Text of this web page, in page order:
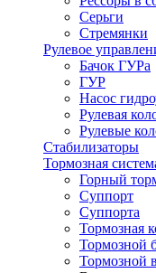
Серьги
Стремянки
Рулевое
Бачок ГУРа
ГУР
Насос
Рулевая
Рулевые
Стабилизаторы
Тормозная
Горный
Суппорт
Суппорта
Тормозная
Тормозной
Тормозной